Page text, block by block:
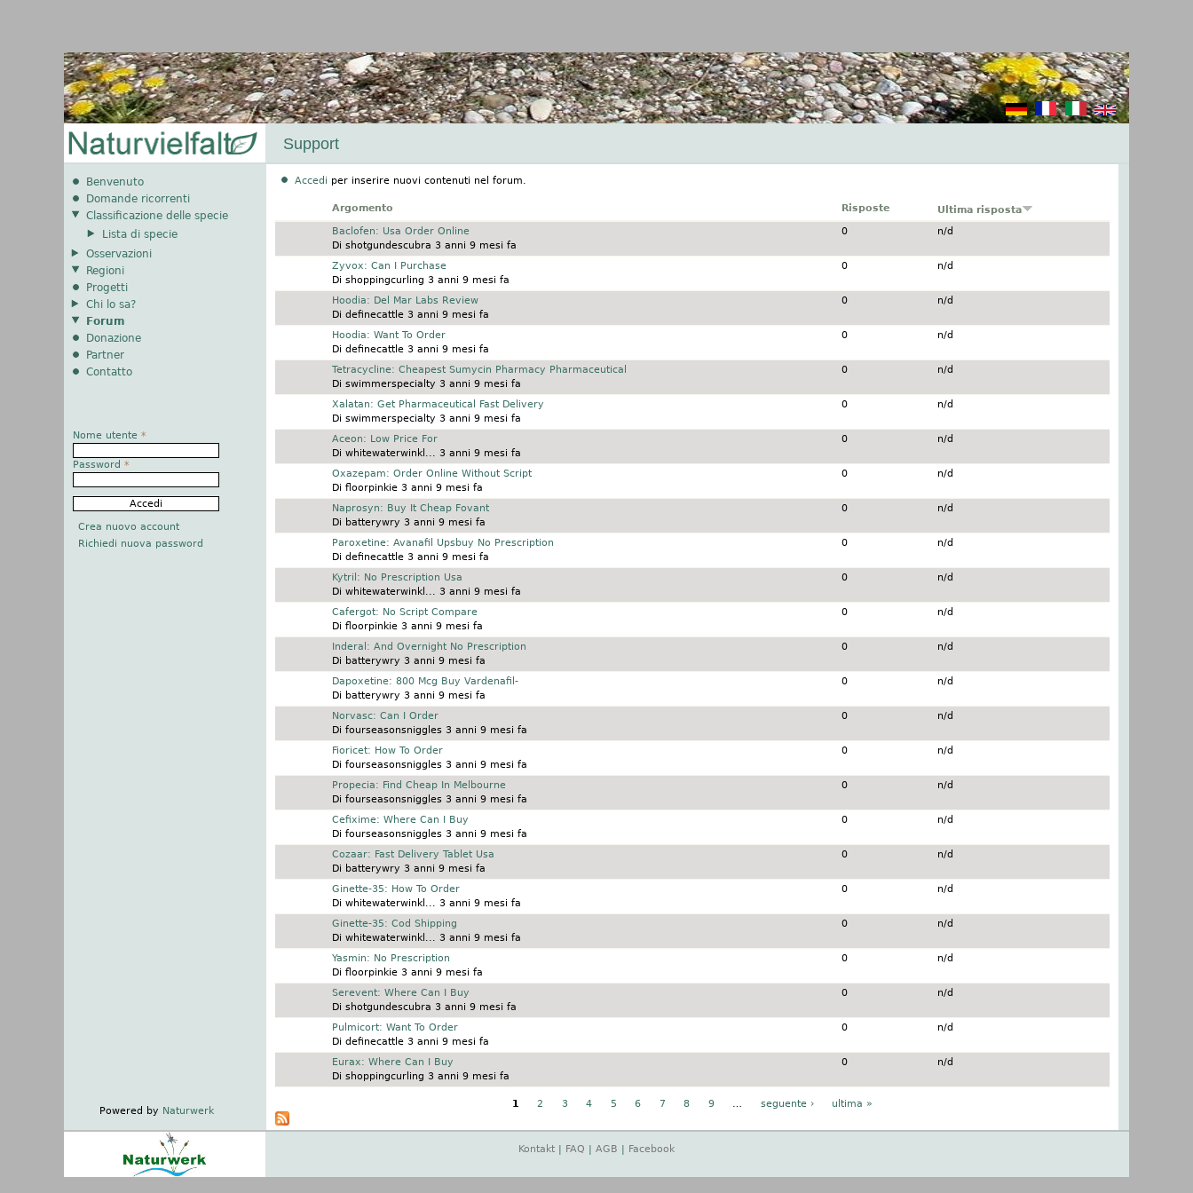
Support
Accedi per inserire nuovi contenuti nel forum.
Argomento Risposte
Ultima risposta
Discussione normaleBaclofen: Usa Order Online
Di shotgundescubra 3 anni 9 mesi fa
0 n/d
Discussione normale
Zyvox: Can I Purchase
Di shoppingcurling 3 anni 9 mesi fa
0 n/d
Discussione normaleHoodia: Del Mar Labs Review
Di definecattle3 anni 9 mesi fa
0 n/d
Discussione normaleHoodia: Want To Order
Di definecattle3 anni 9 mesi fa
0 n/d
Discussione normale
Tetracycline: Cheapest Sumycin Pharmacy Pharmaceutical
Di swimmerspecialty 3 anni 9 mesi fa
0 n/d
Discussione normale
Xalatan: Get Pharmaceutical Fast Delivery
Di swimmerspecialty 3 anni 9 mesi fa
0 n/d
Discussione normale
Aceon: Low Price For
Di whitewaterwinkl... 3 anni 9 mesi fa
0 n/d
Discussione normale
Oxazepam: Order Online Without Script
Di floorpinkie3 anni 9 mesi fa
0 n/d
Discussione normaleNaprosyn: Buy It Cheap Fovant
Di batterywry 3 anni 9 mesi fa
0 n/d
Discussione normaleParoxetine: Avanafil Upsbuy No Prescription
Di definecattle3 anni 9 mesi fa
0 n/d
Discussione normaleKytril: No Prescription Usa
Di whitewaterwinkl... 3 anni 9 mesi fa
0 n/d
Discussione normaleCafergot: No Script Compare
Di floorpinkie3 anni 9 mesi fa
0 n/d
Discussione normaleInderal: And Overnight No Prescription
Di batterywry 3 anni 9 mesi fa
0 n/d
Discussione normaleDapoxetine: 800 Mcg Buy Vardenafil-
Di batterywry 3 anni 9 mesi fa
0 n/d
Discussione normaleNorvasc: Can I Order
Di fourseasonsniggles3 anni 9 mesi fa
0 n/d
Discussione normaleFioricet: How To Order
Di fourseasonsniggles3 anni 9 mesi fa
0 n/d
Discussione normalePropecia: Find Cheap In Melbourne
Di fourseasonsniggles3 anni 9 mesi fa
0 n/d
Discussione normale
Cefixime: Where Can I Buy
Di fourseasonsniggles3 anni 9 mesi fa
0 n/d
Discussione normale
Cozaar: Fast Delivery Tablet Usa
Di batterywry 3 anni 9 mesi fa
0 n/d
Discussione normale
Ginette-35: How To Order
Di whitewaterwinkl... 3 anni 9 mesi fa
0 n/d
Discussione normale
Ginette-35: Cod Shipping
Di whitewaterwinkl... 3 anni 9 mesi fa
0 n/d
Discussione normale
Yasmin: No Prescription
Di floorpinkie3 anni 9 mesi fa
0 n/d
Discussione normaleSerevent: Where Can I Buy
Di shotgundescubra 3 anni 9 mesi fa
0 n/d
Discussione normalePulmicort: Want To Order
Di definecattle3 anni 9 mesi fa
0 n/d
Discussione normaleEurax: Where Can I Buy
Di shoppingcurling 3 anni 9 mesi fa
0 n/d
1 2 3 4 5 6 7 8 9 … seguente › ultima »
Benvenuto
Domande ricorrenti
Classificazione delle specie
Lista di specie
Osservazioni
Regioni
Progetti
Chi lo sa?
Forum
Donazione
Partner
Contatto
Nome utente *
Password *
Crea nuovo account
Richiedi nuova password
Powered by Naturwerk
Kontakt FAQ AGB Facebook